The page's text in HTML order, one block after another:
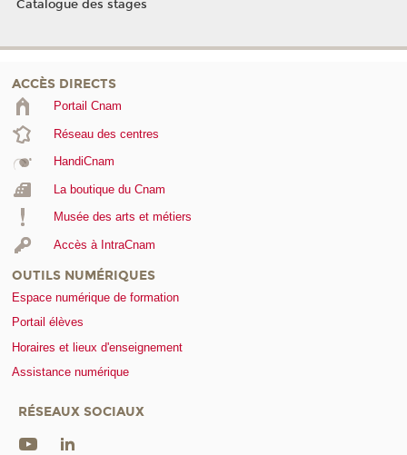
Catalogue des stages
ACCÈS DIRECTS
Portail Cnam
Réseau des centres
HandiCnam
La boutique du Cnam
Musée des arts et métiers
Accès à IntraCnam
OUTILS NUMÉRIQUES
Espace numérique de formation
Portail élèves
Horaires et lieux d'enseignement
Assistance numérique
RÉSEAUX SOCIAUX